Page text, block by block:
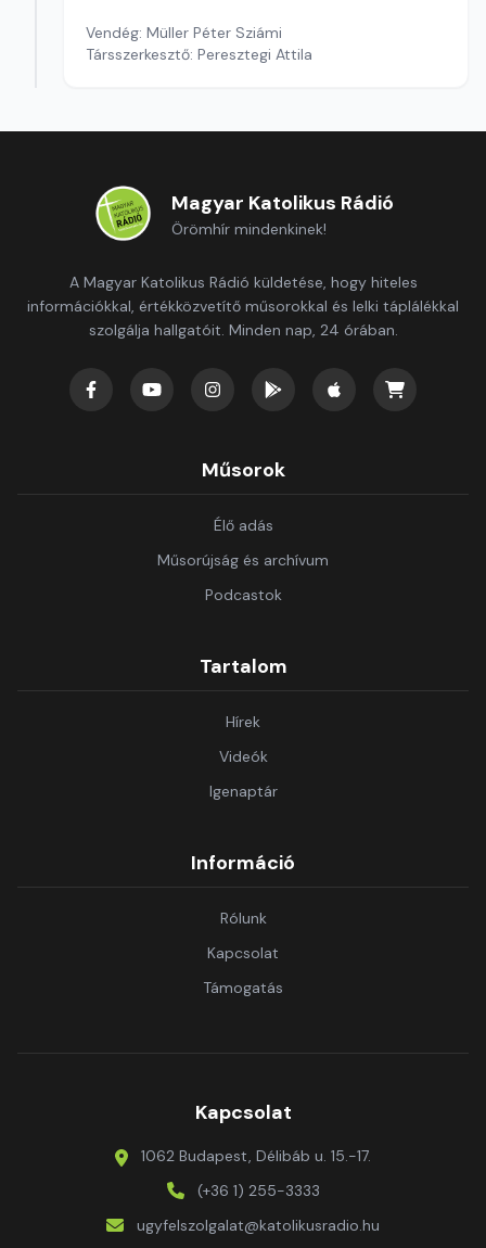
Vendég: Müller Péter Sziámi
Társszerkesztő: Peresztegi Attila
Magyar Katolikus Rádió
Örömhír mindenkinek!
A Magyar Katolikus Rádió küldetése, hogy hiteles
információkkal, értékközvetítő műsorokkal és lelki táplálékkal
szolgálja hallgatóit. Minden nap, 24 órában.
Műsorok
Élő adás
Műsorújság és archívum
Podcastok
Tartalom
Hírek
Videók
Igenaptár
Információ
Rólunk
Kapcsolat
Támogatás
Kapcsolat
1062 Budapest, Délibáb u. 15.-17.
(+36 1) 255-3333
ugyfelszolgalat@katolikusradio.hu